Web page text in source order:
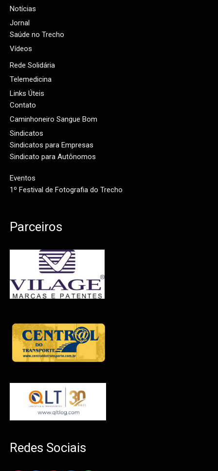
Notícias
Jornal
Saúde no Trecho
Vídeos
Rede Solidária
Telemedicina
Links Úteis
Contato
Caminhoneiro Sangue Bom
Sindicatos
Sindicatos para Empresas
Sindicato para Autônomos
Eventos
1º Festival de Fotografia do Trecho
Parceiros
Redes Sociais